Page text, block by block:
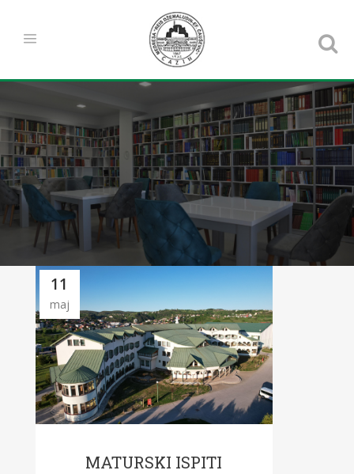
11
maj
MATURSKI ISPITI